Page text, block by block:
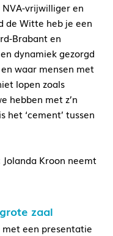
vrijwilliger en
de Witte heb je een
Brabant en
dynamiek gezorgd
waar mensen met
lopen zoals
hebben met z’n
het ‘cement’ tussen
Kroon neemt
zaal
een presentatie